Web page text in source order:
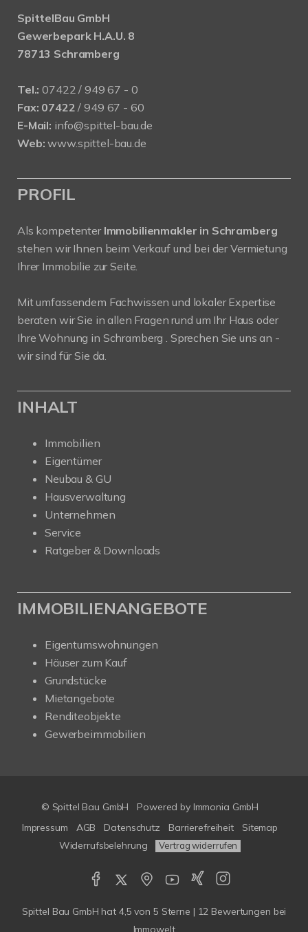
SpittelBau GmbH
Gewerbepark H.A.U. 8
78713 Schramberg
Tel.: 07422 / 949 67 - 0
Fax: 07422 / 949 67 - 60
E-Mail: info@spittel-bau.de
Web: www.spittel-bau.de
PROFIL
Als kompetenter Immobilienmakler in Schramberg
stehen wir Ihnen beim Verkauf und bei der Vermietung
Ihrer Immobilie zur Seite.
Mit umfassendem Fachwissen und lokaler Expertise
beraten wir Sie in allen Fragen rund um Ihr Haus oder
Ihre Wohnung in Schramberg . Sprechen Sie uns an -
wir sind für Sie da.
INHALT
Immobilien
Eigentümer
Neubau & GU
Hausverwaltung
Unternehmen
Service
Ratgeber & Downloads
IMMOBILIENANGEBOTE
Eigentumswohnungen
Häuser zum Kauf
Grundstücke
Mietangebote
Renditeobjekte
Gewerbeimmobilien
© Spittel Bau GmbH Powered by Immonia GmbH
Impressum
AGB Datenschutz Barrierefreiheit
Sitemap
Widerrufsbelehrung
Vertrag widerrufen
Spittel Bau GmbH hat 4,5 von 5 Sterne | 12 Bewertungen bei
Immowelt